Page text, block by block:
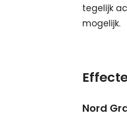
tegelijk
mogelijk.
Nord